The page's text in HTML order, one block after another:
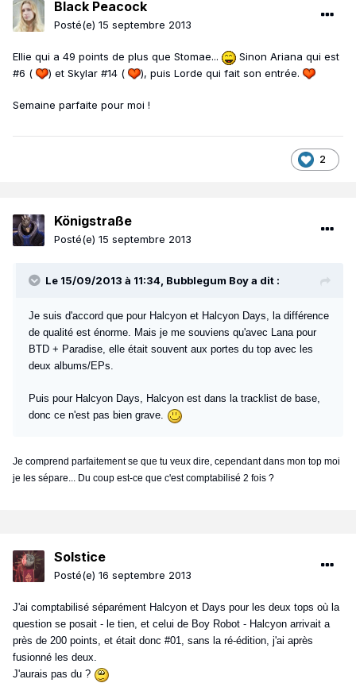
Black Peacock
Posté(e) 15 septembre 2013
Ellie qui a 49 points de plus que Stomae...
Sinon Ariana qui est
#6 (
) et Skylar #14 ( ), puis Lorde qui fait son entrée.
Semaine parfaite pour moi !
2
Königstraße
Posté(e) 15 septembre 2013
Le 15/09/2013 à 11:34, Bubblegum Boy a dit :
Je suis d'accord que pour Halcyon et Halcyon Days, la différence
de qualité est énorme. Mais je me souviens qu'avec Lana pour
BTD + Paradise, elle était souvent aux portes du top avec les
deux albums/EPs.
Puis pour Halcyon Days, Halcyon est dans la tracklist de base,
donc ce n'est pas bien grave.
Je comprend parfaitement se que tu veux dire, cependant dans mon top moi
je les sépare... Du coup est-ce que c'est comptabilisé 2 fois ?
Solstice
Posté(e) 16 septembre 2013
J'ai comptabilisé séparément Halcyon et Days pour les deux tops où la
question se posait - le tien, et celui de Boy Robot - Halcyon arrivait a
près de 200 points, et était donc #01, sans la ré-édition, j'ai après
fusionné les deux.
J'aurais pas du ?